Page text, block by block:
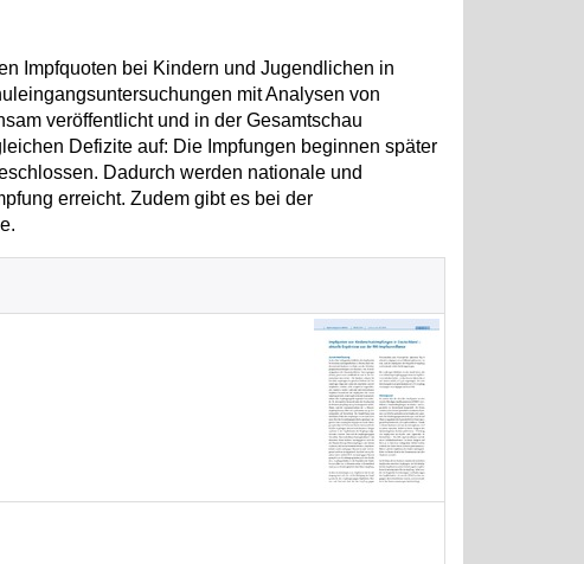
Impfquoten bei Kindern und Jugendlichen in
mit Analysen von
veröffentlicht und in der Gesamtschau
Defizite auf: Die Impfungen beginnen später
Dadurch werden nationale und
erreicht. Zudem gibt es bei der